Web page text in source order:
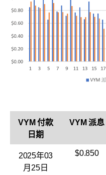
VYM 付款
日期
VYM 派息
2025年03
月25日
$0.850